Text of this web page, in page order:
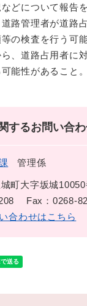
どについて報告
路管理者が道路
の検査を行う可
、道路占用者に
能性があること。
するお問い合
管理係
町大字坂城
Fax：0268-
合わせはこちら